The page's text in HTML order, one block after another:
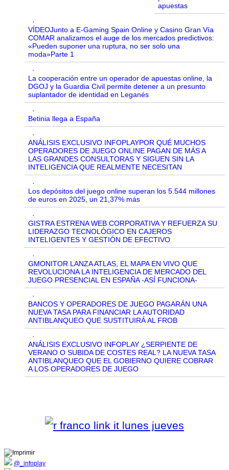
apuestas
·
VÍDEOJunto a E-Gaming Spain Online y Casino Gran Vía
COMAR analizamos el auge de los mercados predictivos:
«Pueden suponer una ruptura, no ser solo una
moda»Parte 1
·
La cooperación entre un operador de apuestas online, la
DGOJ y la Guardia Civil permite detener a un presunto
suplantador de identidad en Leganés
·
Betinia llega a España
·
ANÁLISIS EXCLUSIVO INFOPLAYPOR QUÉ MUCHOS
OPERADORES DE JUEGO ONLINE PAGAN DE MÁS A
LAS GRANDES CONSULTORAS Y SIGUEN SIN LA
INTELIGENCIA QUE REALMENTE NECESITAN
·
Los depósitos del juego online superan los 5.544 millones
de euros en 2025, un 21,37% más
·
GISTRA ESTRENA WEB CORPORATIVA Y REFUERZA SU
LIDERAZGO TECNOLÓGICO EN CAJEROS
INTELIGENTES Y GESTIÓN DE EFECTIVO
·
GMONITOR LANZA ATLAS, EL MAPA EN VIVO QUE
REVOLUCIONA LA INTELIGENCIA DE MERCADO DEL
JUEGO PRESENCIAL EN ESPAÑA -ASÍ FUNCIONA-
·
BANCOS Y OPERADORES DE JUEGO PAGARÁN UNA
NUEVA TASA PARA FINANCIAR LA AUTORIDAD
ANTIBLANQUEO QUE SUSTITUIRÁ AL FROB
·
ANÁLISIS EXCLUSIVO INFOPLAY ¿SERPIENTE DE
VERANO O SUBIDA DE COSTES REAL? LA NUEVA TASA
ANTIBLANQUEO QUE EL GOBIERNO QUIERE COBRAR
A LOS OPERADORES DE JUEGO
@_infoplay